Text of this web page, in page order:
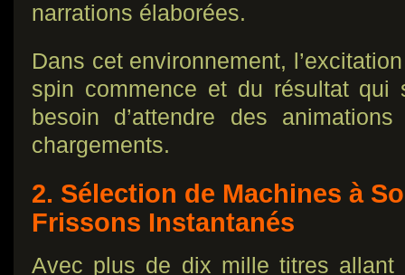
narrations élaborées.
Dans cet environnement,
spin commence et du résultat qui
besoin d’attendre des
chargements.
2. Sélection de Machines à
Frissons Instantanés
Avec plus de dix mille titres allant